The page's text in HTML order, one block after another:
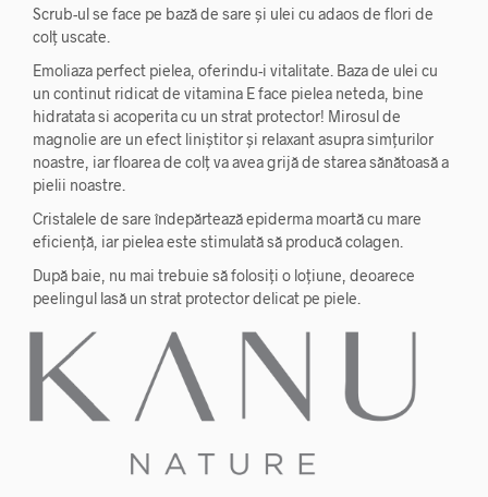
Scrub-ul se face pe bază de sare și ulei cu adaos de flori de
colț uscate.
Emoliaza perfect pielea, oferindu-i vitalitate. Baza de ulei cu
un continut ridicat de vitamina E face pielea neteda, bine
hidratata si acoperita cu un strat protector! Mirosul de
magnolie are un efect liniștitor și relaxant asupra simțurilor
noastre, iar floarea de colț va avea grijă de starea sănătoasă a
pielii noastre.
Cristalele de sare îndepărtează epiderma moartă cu mare
eficiență, iar pielea este stimulată să producă colagen.
După baie, nu mai trebuie să folosiți o loțiune, deoarece
peelingul lasă un strat protector delicat pe piele.